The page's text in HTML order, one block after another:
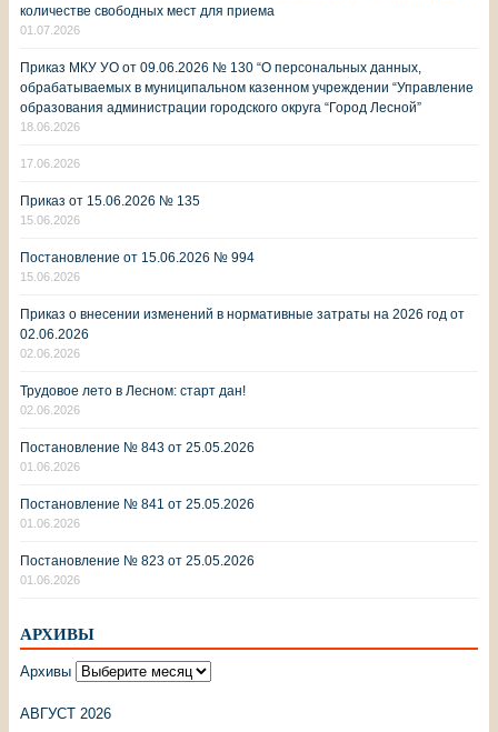
количестве свободных мест для приема
01.07.2026
Приказ МКУ УО от 09.06.2026 № 130 “О персональных данных,
обрабатываемых в муниципальном казенном учреждении “Управление
образования администрации городского округа “Город Лесной”
18.06.2026
17.06.2026
Приказ от 15.06.2026 № 135
15.06.2026
Постановление от 15.06.2026 № 994
15.06.2026
Приказ о внесении изменений в нормативные затраты на 2026 год от
02.06.2026
02.06.2026
Трудовое лето в Лесном: старт дан!
02.06.2026
Постановление № 843 от 25.05.2026
01.06.2026
Постановление № 841 от 25.05.2026
01.06.2026
Постановление № 823 от 25.05.2026
01.06.2026
АРХИВЫ
Архивы
АВГУСТ 2026